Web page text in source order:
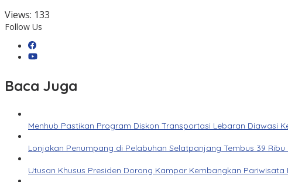
Views: 133
Follow Us
Baca Juga
Menhub Pastikan Program Diskon Transportasi Lebaran Diawasi
Lonjakan Penumpang di Pelabuhan Selatpanjang Tembus 39
Utusan Khusus Presiden Dorong Kampar Kembangkan Pariwisata